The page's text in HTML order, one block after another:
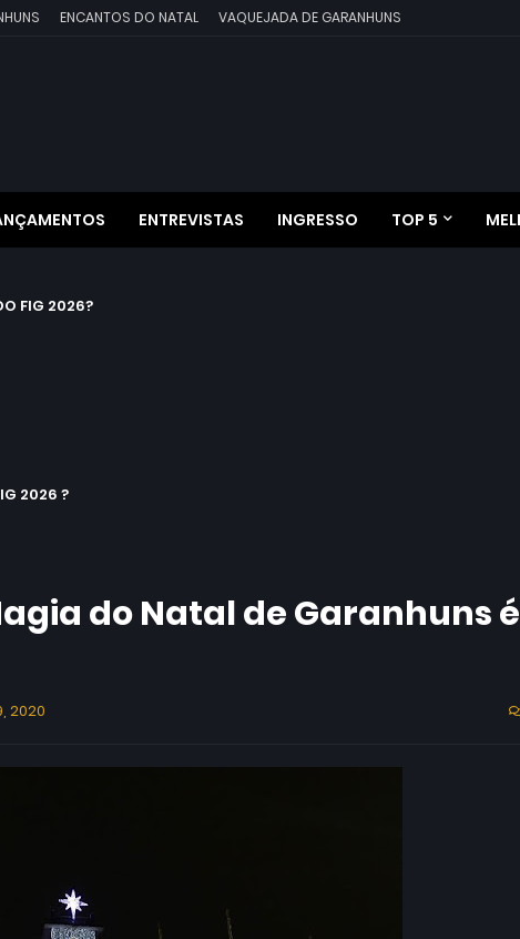
ENCANTOS DO NATAL VAQUEJADA DE GARANHUNS
ENTREVISTAS INGRESSO TOP 5
FIG 2026?
2026 ?
do Natal de Garanhuns é
2020